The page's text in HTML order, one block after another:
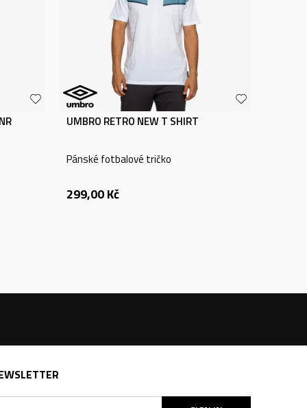
UMBRO RETRO NEW T SHIRT
Pánské fotbalové tričko
299,00Kč